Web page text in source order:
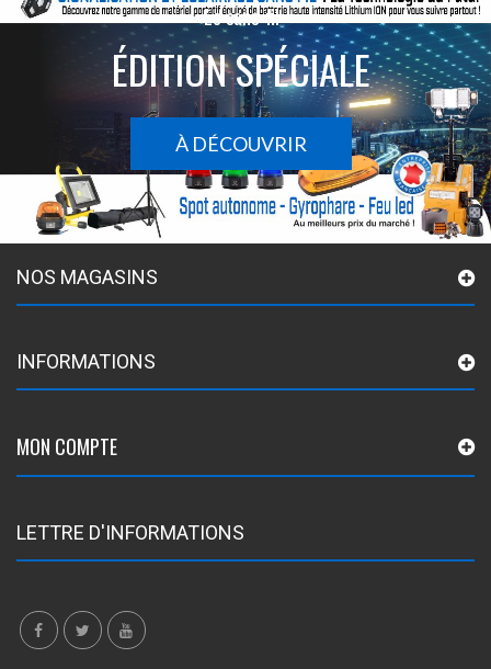
Le sans-fil
ÉDITION SPÉCIALE
À DÉCOUVRIR
NOS MAGASINS
INFORMATIONS
MON COMPTE
LETTRE D'INFORMATIONS